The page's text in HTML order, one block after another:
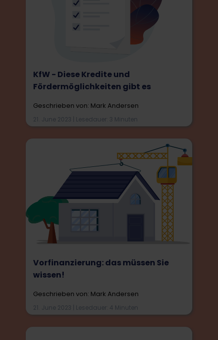
KfW - Diese Kredite und
Fördermöglichkeiten gibt es
Geschrieben von: Mark Andersen
21. June 2023 | Lesedauer: 3 Minuten
Vorfinanzierung: das müssen Sie
wissen!
Geschrieben von: Mark Andersen
21. June 2023 | Lesedauer: 4 Minuten